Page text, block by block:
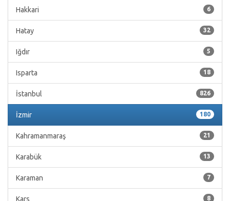
6
Hakkari
32
Hatay
5
Iğdır
18
Isparta
826
İstanbul
180
İzmir
21
Kahramanmaraş
13
Karabük
7
Karaman
8
Kars